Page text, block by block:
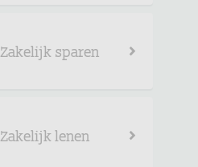
Zakelijk sparen
Zakelijk lenen